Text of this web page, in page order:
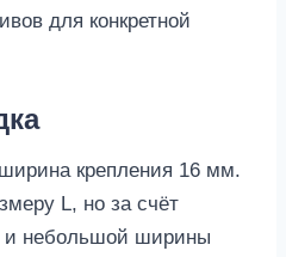
для конкретной
крепления 16 мм.
L, но за счёт
и небольшой ширины